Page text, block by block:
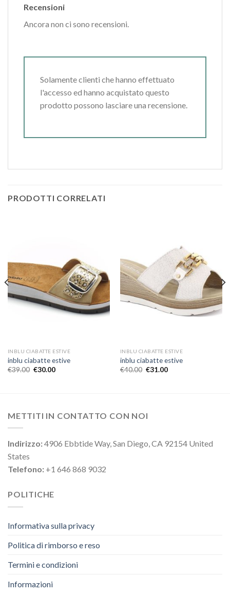
Recensioni
Ancora non ci sono recensioni.
Solamente clienti che hanno effettuato
l'accesso ed hanno acquistato questo
prodotto possono lasciare una recensione.
PRODOTTI CORRELATI
INBLU CIABATTE ESTIVE
inblu ciabatte estive
€39.00 €30.00
INBLU CIABATTE ESTIVE
inblu ciabatte estive
€40.00 €31.00
METTITI IN CONTATTO CON NOI
Indirizzo:4906 Ebbtide Way, San Diego, CA 92154 United
States
Telefono: +1 646 868 9032
POLITICHE
Informativa sulla privacy
Politica di rimborso e reso
Termini e condizioni
Informazioni